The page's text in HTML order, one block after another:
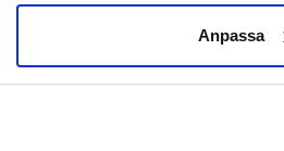
Anpassa